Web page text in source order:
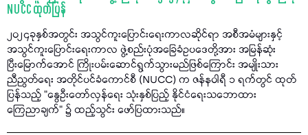
NUCC ထုတ်ပြန်
၂၀၂၄ခုနှစ်အတွင်း အသွင်ကူးပြောင်းရေးကာလဆိုင်ရာ အစီအမံများနှင့်
အသွင်ကူးပြောင်းရေးကာလ ဖွဲ့စည်းပုံအခြေခံဥပဒေတို့အား အမြန်ဆုံး
ပြီးမြောက်အောင် ကြိုးပမ်းဆောင်ရွက်သွားမည်ဖြစ်ကြောင်း အမျိုးသား
ညီညွတ်ရေး အတိုင်ပင်ခံကောင်စီ (NUCC) က ဇန်နဝါရီ ၁ ရက်တွင် ထုတ်
ပြန်သည့် "နွေဦးတော်လှန်ရေး သုံးနှစ်ပြည့် နိုင်ငံရေးသဘောထား
ကြေညာချက်" ၌ ထည့်သွင်း ဖော်ပြထားသည်။